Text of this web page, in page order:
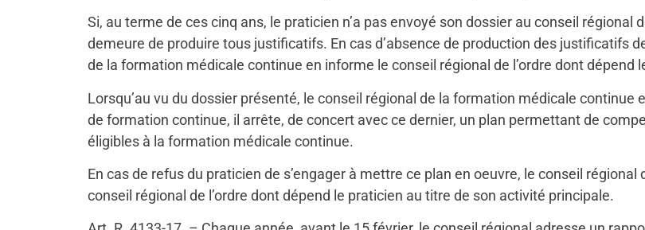
Si, au terme de ces cinq ans, le praticien n’a pas envoyé son dossier au conseil
demeure de produire tous justificatifs. En cas d’absence de production des justificatifs
de la formation médicale continue en informe le conseil régional de l’ordre dont dépend
Lorsqu’au vu du dossier présenté, le conseil régional de la formation médicale continue
de formation continue, il arrête, de concert avec ce dernier, un plan permettant de
éligibles à la formation médicale continue.
En cas de refus du praticien de s’engager à mettre ce plan en oeuvre, le conseil
conseil régional de l’ordre dont dépend le praticien au titre de son activité principale.